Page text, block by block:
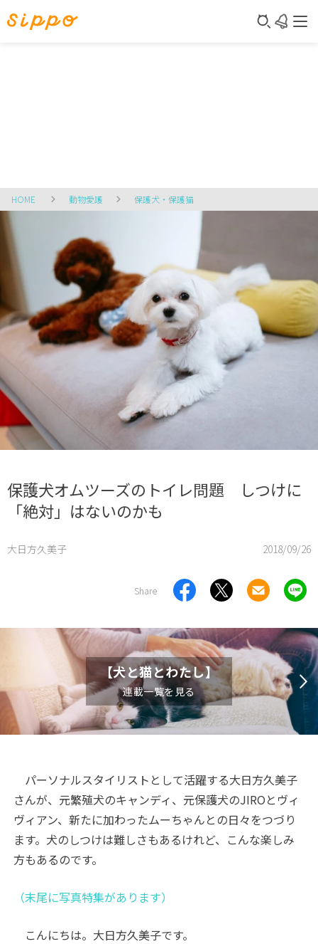
HOME 動物愛護 保護犬・保護猫
保護犬オムツーズのトイレ問題 しつけに
「絶対」はないのかも
大日方久美子 2018/09/26
Share
【犬と猫とわたし】
連載一覧を見る
パーソナルスタイリストとして活躍する大日方久美子
さんが、元繁殖犬のキャンディ、元保護犬のJIROとヴィ
ヴィアン、新たに加わったムーちゃんとの日々をつづり
ます。犬のしつけは難しさもあるけれど、こんな楽しみ
方もあるのです。
（末尾に写真特集があります）
こんにちは。大日方久美子です。